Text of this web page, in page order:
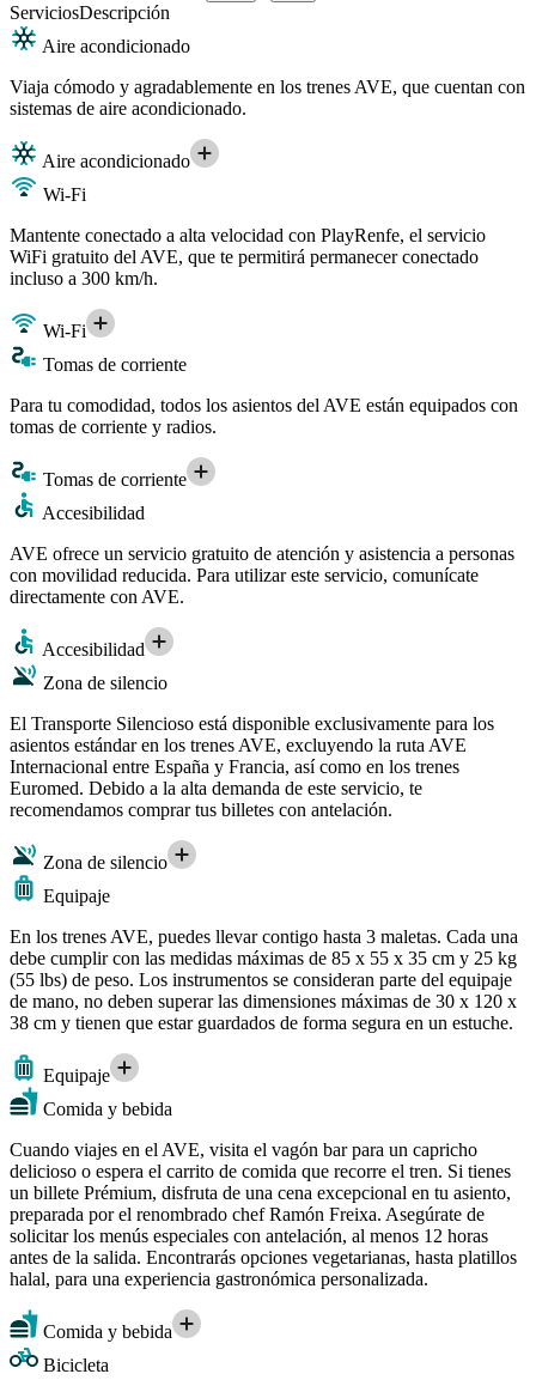
ServiciosDescripción
Aire acondicionado
Viaja cómodo y agradablemente en los trenes AVE, que cuentan con
sistemas de aire acondicionado.
Aire acondicionado
Wi-Fi
Mantente conectado a alta velocidad con PlayRenfe, el servicio
WiFi gratuito del AVE, que te permitirá permanecer conectado
incluso a 300 km/h.
Wi-Fi
Tomas de corriente
Para tu comodidad, todos los asientos del AVE están equipados con
tomas de corriente y radios.
Tomas de corriente
Accesibilidad
AVE ofrece un servicio gratuito de atención y asistencia a personas
con movilidad reducida. Para utilizar este servicio, comunícate
directamente con AVE.
Accesibilidad
Zona de silencio
El Transporte Silencioso está disponible exclusivamente para los
asientos estándar en los trenes AVE, excluyendo la ruta AVE
Internacional entre España y Francia, así como en los trenes
Euromed. Debido a la alta demanda de este servicio, te
recomendamos comprar tus billetes con antelación.
Zona de silencio
Equipaje
En los trenes AVE, puedes llevar contigo hasta 3 maletas. Cada una
debe cumplir con las medidas máximas de 85 x 55 x 35 cm y 25 kg
(55 lbs) de peso. Los instrumentos se consideran parte del equipaje
de mano, no deben superar las dimensiones máximas de 30 x 120 x
38 cm y tienen que estar guardados de forma segura en un estuche.
Equipaje
Comida y bebida
Cuando viajes en el AVE, visita el vagón bar para un capricho
delicioso o espera el carrito de comida que recorre el tren. Si tienes
un billete Prémium, disfruta de una cena excepcional en tu asiento,
preparada por el renombrado chef Ramón Freixa. Asegúrate de
solicitar los menús especiales con antelación, al menos 12 horas
antes de la salida. Encontrarás opciones vegetarianas, hasta platillos
halal, para una experiencia gastronómica personalizada.
Comida y bebida
Bicicleta